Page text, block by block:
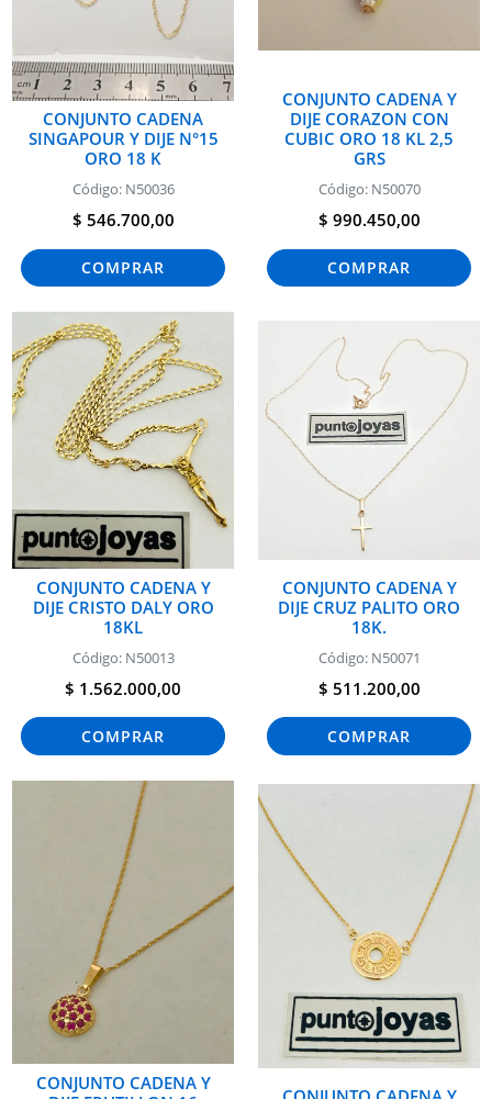
CONJUNTO CADENA
SINGAPOUR Y DIJE N°15
ORO 18 K
Código: N50036
$ 546.700,00
COMPRAR
CONJUNTO CADENA Y
DIJE CORAZON CON
CUBIC ORO 18 KL 2,5
GRS
Código: N50070
$ 990.450,00
COMPRAR
CONJUNTO CADENA Y
DIJE CRISTO DALY ORO
18KL
Código: N50013
$ 1.562.000,00
COMPRAR
CONJUNTO CADENA Y
DIJE CRUZ PALITO ORO
18K.
Código: N50071
$ 511.200,00
COMPRAR
CONJUNTO CADENA Y